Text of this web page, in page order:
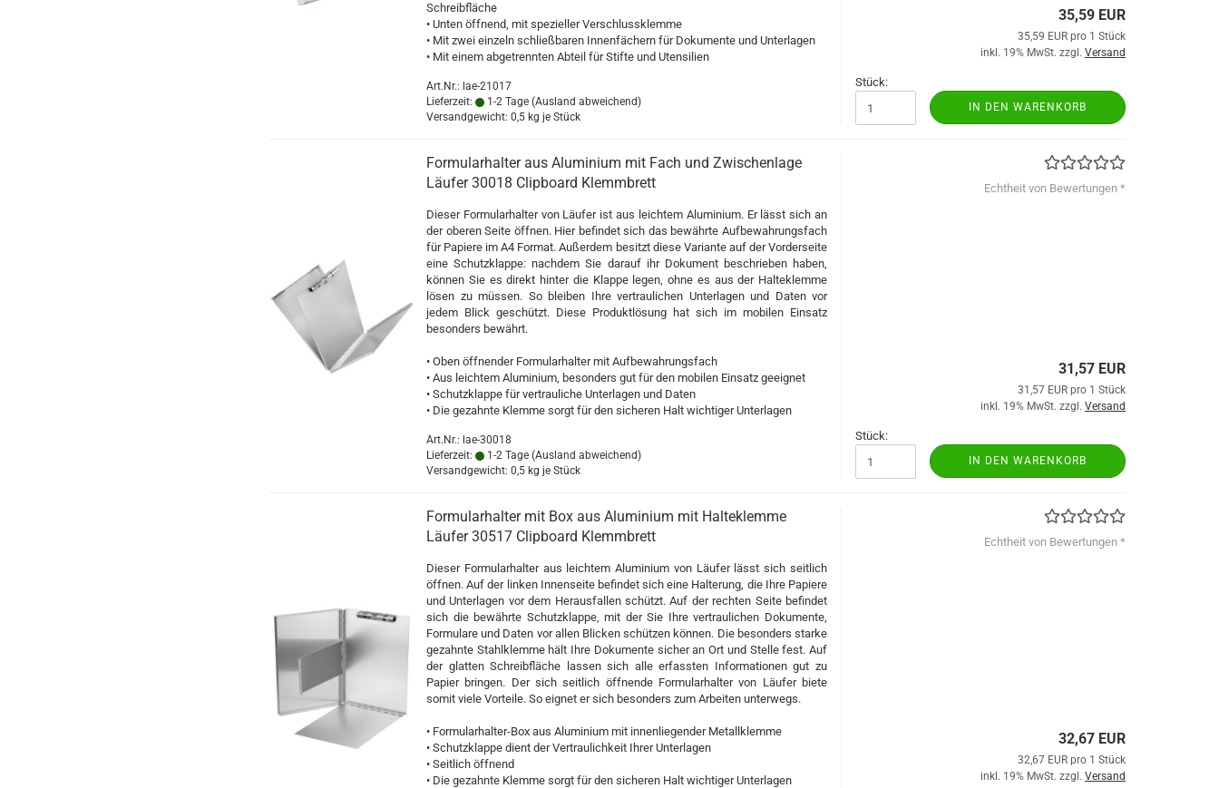
Schreibfläche
• Unten öffnend, mit spezieller Verschlussklemme
• Mit zwei einzeln schließbaren Innenfächern für Dokumente und Unterlagen
• Mit einem abgetrennten Abteil für Stifte und Utensilien
Art.Nr.: lae-21017
Lieferzeit:
1-2 Tage (Ausland abweichend)
Versandgewicht: 0,5 kg je Stück
35,59 EUR
35,59 EUR pro 1 Stück
inkl. 19% MwSt. zzgl. Versand
Stück:
IN DEN WARENKORB
Formularhalter aus Aluminium mit Fach und Zwischenlage
Läufer 30018 Clipboard Klemmbrett
Dieser Formularhalter von Läufer ist aus leichtem Aluminium. Er lässt sich an
der oberen Seite öffnen. Hier befindet sich das bewährte Aufbewahrungsfach
für Papiere im A4 Format. Außerdem besitzt diese Variante auf der Vorderseite
eine Schutzklappe: nachdem Sie darauf ihr Dokument beschrieben haben,
können Sie es direkt hinter die Klappe legen, ohne es aus der Halteklemme
lösen zu müssen. So bleiben Ihre vertraulichen Unterlagen und Daten vor
jedem Blick geschützt. Diese Produktlösung hat sich im mobilen Einsatz
besonders bewährt.
• Oben öffnender Formularhalter mit Aufbewahrungsfach
• Aus leichtem Aluminium, besonders gut für den mobilen Einsatz geeignet
• Schutzklappe für vertrauliche Unterlagen und Daten
• Die gezahnte Klemme sorgt für den sicheren Halt wichtiger Unterlagen
Art.Nr.: lae-30018
Lieferzeit:
1-2 Tage (Ausland abweichend)
Versandgewicht: 0,5 kg je Stück
Echtheit von Bewertungen *
31,57 EUR
31,57 EUR pro 1 Stück
inkl. 19% MwSt. zzgl. Versand
Stück:
IN DEN WARENKORB
Formularhalter mit Box aus Aluminium mit Halteklemme
Läufer 30517 Clipboard Klemmbrett
Dieser Formularhalter aus leichtem Aluminium von Läufer lässt sich seitlich
öffnen. Auf der linken Innenseite befindet sich eine Halterung, die Ihre Papiere
und Unterlagen vor dem Herausfallen schützt. Auf der rechten Seite befindet
sich die bewährte Schutzklappe, mit der Sie Ihre vertraulichen Dokumente,
Formulare und Daten vor allen Blicken schützen können. Die besonders starke
gezahnte Stahlklemme hält Ihre Dokumente sicher an Ort und Stelle fest. Auf
der glatten Schreibfläche lassen sich alle erfassten Informationen gut zu
Papier bringen. Der sich seitlich öffnende Formularhalter von Läufer biete
somit viele Vorteile. So eignet er sich besonders zum Arbeiten unterwegs.
• Formularhalter-Box aus Aluminium mit innenliegender Metallklemme
• Schutzklappe dient der Vertraulichkeit Ihrer Unterlagen
• Seitlich öffnend
• Die gezahnte Klemme sorgt für den sicheren Halt wichtiger Unterlagen
Echtheit von Bewertungen *
32,67 EUR
32,67 EUR pro 1 Stück
inkl. 19% MwSt. zzgl. Versand